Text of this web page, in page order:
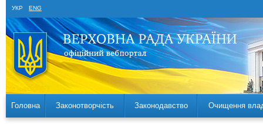
УКР ENG
Головна Законотворчість Законодавство Очищення